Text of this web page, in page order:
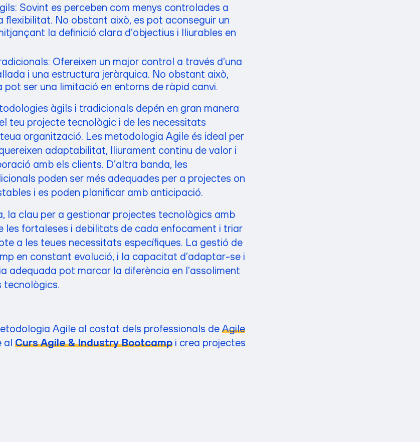
Sovint es perceben com menys controlades a
flexibilitat. No obstant això, es pot aconseguir un
la definició clara d’objectius i lliurables en
Ofereixen un major control a través d’una
i una estructura jeràrquica. No obstant això,
pot ser una limitació en entorns de ràpid canvi.
àgils i tradicionals depén en gran manera
teu projecte tecnològic i de les necessitats
organització. Les metodologia Agile és ideal per
adaptabilitat, lliurament continu de valor i
amb els clients. D’altra banda, les
poden ser més adequades per a projectes on
i es poden planificar amb anticipació.
la clau per a gestionar projectes tecnològics amb
les fortaleses i debilitats de cada enfocament i triar
a les teues necessitats específiques. La gestió de
en constant evolució, i la capacitat d’adaptar-se i
adequada pot marcar la diferència en l’assoliment
tecnològics.
Agile al costat dels professionals deAgile
al Curs Agile & Industry Bootcampi crea projectes